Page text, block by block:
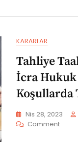
Yeterli
Mi
Yoksa
İhtiyaç
KARARLAR
Tahliye
İcra
Koşullarda
Nis 28, 2023
CommentOn